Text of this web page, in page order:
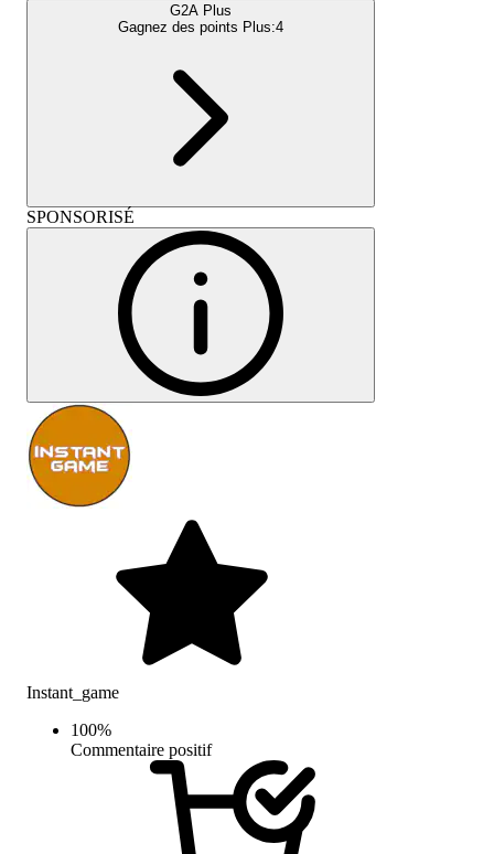
G2A Plus
Gagnez des points Plus:4
SPONSORISÉ
Instant_game
100%
Commentaire positif